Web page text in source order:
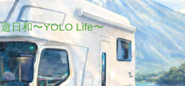
遊日和〜YOLO Life〜